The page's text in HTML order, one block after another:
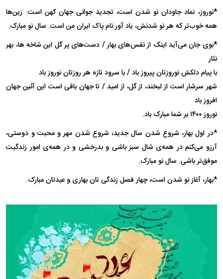
*نوروز، نماد جاودان نو شدن است، تجدید جوانی جهان کهن است. زین‌ها
همه خوب‌تر که هر نو شدنش، یاد آور نام پاک ایران من است. سال نو مبارک.
*بوی جان می‌آید اینک از نفس‌های بهار / دست‌های پر گل این شاخه ها، بهر
نثار
با پیام دلکش نوروزتان پیروز باد / با سرود تازه هر روزتان نوروز باد
شهر سرشار است از لبخند، از گل، از امید / تا جهان باقی است این آئین جهان
افروز باد
نوروز ۱۴۰۰ بر شما مبارک باد.
*در اول بهار، شروع شدن سال جدید، شروع شدن مهر و محبت و دوستی،
آرزو می‌کنم در همه‌ی شال سبز باشی و بدرخشی و در همه‌ی امور زندگیت
موفق‌تر باشی. سال نو مبارک.
*بهار، آغاز نو شدن است، چهار فصل زندگی تان بهاری و عیدتان مبارک.